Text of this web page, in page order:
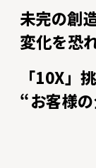
未完の創
――変化を
「10X」
――“お客